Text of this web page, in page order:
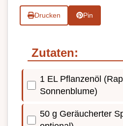
Drucken Pin
Zutaten:
1 EL Pflanzenöl
Sonnenblume)
50 g Geräucherter